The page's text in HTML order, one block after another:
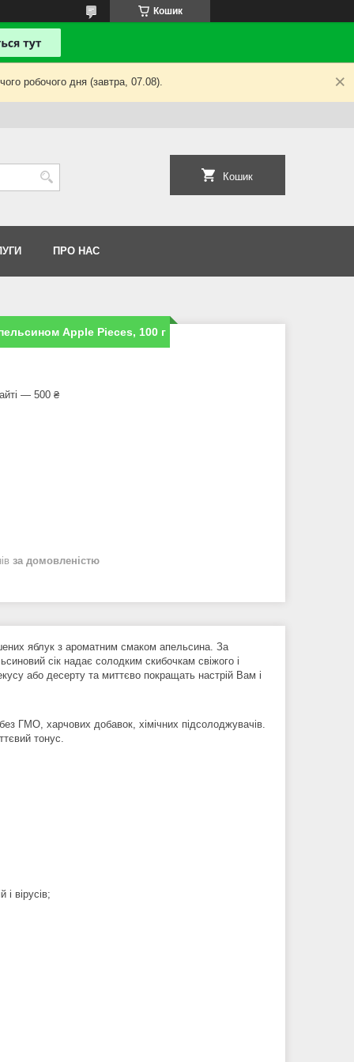
Кошик
робочого дня (завтра, 07.08).
Кошик
ПРО НАС
Apple Pieces, 100 г
— 500 ₴
за домовленістю
яблук з ароматним смаком апельсина. За
сік надає солодким скибочкам свіжого і
або десерту та миттєво покращать настрій Вам і
ГМО, харчових добавок, хімічних підсолоджувачів.
тонус.
вірусів;